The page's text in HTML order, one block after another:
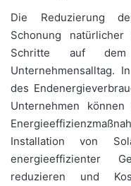
Die Reduzierung
Schonung
Schritte auf
Unternehmensalltag.
des
Unternehmen
Installation von
energieeffizienter
reduzieren und